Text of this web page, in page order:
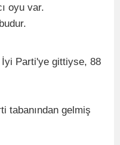
oyu var.
Parti'ye gittiyse, 88
tabanından gelmiş